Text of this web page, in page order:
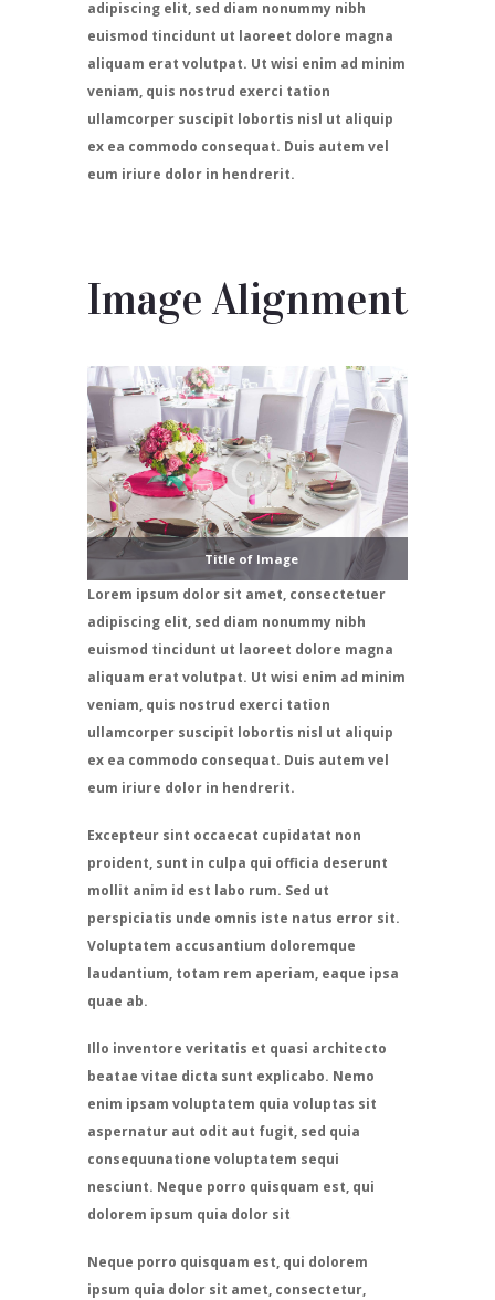
adipiscing elit, sed diam nonummy nibh
euismod tincidunt ut laoreet dolore magna
aliquam erat volutpat. Ut wisi enim ad minim
veniam, quis nostrud exerci tation
ullamcorper suscipit lobortis nisl ut aliquip
ex ea commodo consequat. Duis autem vel
eum iriure dolor in hendrerit.
Image Alignment
Title of Image
Lorem ipsum dolor sit amet, consectetuer
adipiscing elit, sed diam nonummy nibh
euismod tincidunt ut laoreet dolore magna
aliquam erat volutpat. Ut wisi enim ad minim
veniam, quis nostrud exerci tation
ullamcorper suscipit lobortis nisl ut aliquip
ex ea commodo consequat. Duis autem vel
eum iriure dolor in hendrerit.
Excepteur sint occaecat cupidatat non
proident, sunt in culpa qui officia deserunt
mollit anim id est labo rum. Sed ut
perspiciatis unde omnis iste natus error sit.
Voluptatem accusantium doloremque
laudantium, totam rem aperiam, eaque ipsa
quae ab.
Illo inventore veritatis et quasi architecto
beatae vitae dicta sunt explicabo. Nemo
enim ipsam voluptatem quia voluptas sit
aspernatur aut odit aut fugit, sed quia
consequunatione voluptatem sequi
nesciunt. Neque porro quisquam est, qui
dolorem ipsum quia dolor sit
Neque porro quisquam est, qui dolorem
ipsum quia dolor sit amet, consectetur,